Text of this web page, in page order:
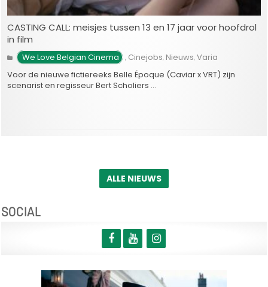
CASTING CALL: meisjes tussen 13 en 17 jaar voor hoofdrol
in film
We Love Belgian Cinema , Cinejobs, Nieuws,Varia
Voor de nieuwe fictiereeks Belle Époque (Caviar x VRT) zijn
scenarist en regisseur Bert Scholiers …
ALLE NIEUWS
SOCIAL